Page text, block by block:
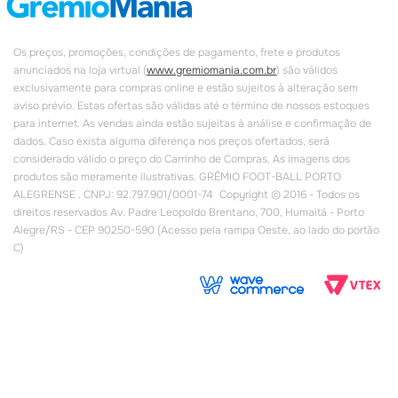
Os preços, promoções, condições de pagamento, frete e produtos
anunciados na loja virtual (www.gremiomania.com.br) são válidos
exclusivamente para compras online e estão sujeitos à alteração sem
aviso prévio. Estas ofertas são válidas até o término de nossos estoques
para internet. As vendas ainda estão sujeitas à análise e confirmação de
dados. Caso exista alguma diferença nos preços ofertados, será
considerado válido o preço do Carrinho de Compras. As imagens dos
produtos são meramente ilustrativas. GRÊMIO FOOT-BALL PORTO
ALEGRENSE . CNPJ: 92.797.901/0001-74 Copyright © 2016 - Todos os
direitos reservados Av. Padre Leopoldo Brentano, 700, Humaitá - Porto
Alegre/RS - CEP 90250-590 (Acesso pela rampa Oeste, ao lado do portão
C)